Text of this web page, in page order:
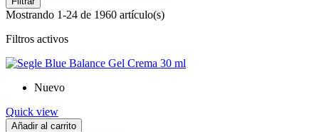
Mostrando 1-24 de 1960 artículo(s)
Filtros activos
Nuevo
Quick view
Añadir al carrito